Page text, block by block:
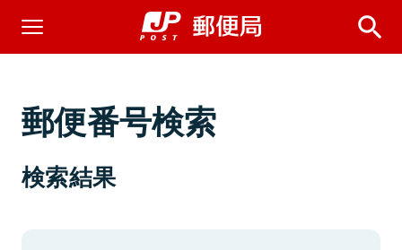
郵便番号検索
検索結果